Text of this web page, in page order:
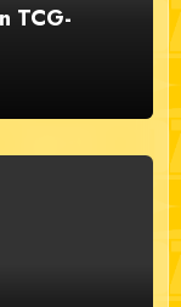
TCG-